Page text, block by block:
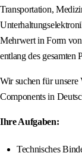
Transportation,
Mehrwert in Form von
entlang des gesamten
Wir suchen für
Components in
Ihre Aufgaben:
Technisches